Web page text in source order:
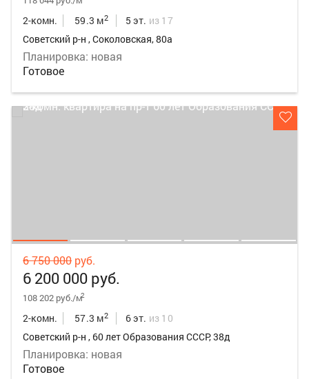
2-комн. 59.3 м2 5 эт. из 17
Советский р-н , Соколовская, 80а
Планировка: новая
Готовое
6 750 000 руб.
6 200 000 руб.
108 202 руб./м2
2-комн. 57.3 м2 6 эт. из 10
Советский р-н , 60 лет Образования СССР, 38д
Планировка: новая
Готовое